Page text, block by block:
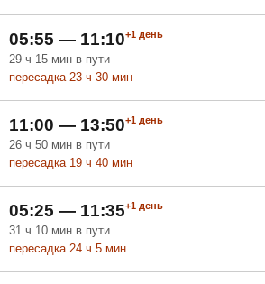
05:55 — 11:10+1 день
29 ч 15 мин в пути
пересадка 23 ч 30 мин
11:00 — 13:50+1 день
26 ч 50 мин в пути
пересадка 19 ч 40 мин
05:25 — 11:35+1 день
31 ч 10 мин в пути
пересадка 24 ч 5 мин